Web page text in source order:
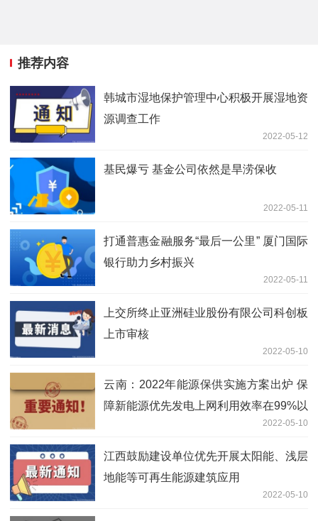
推荐内容
韩城市湿地保护管理中心积极开展湿地资
源调查工作
2022-05-12
基民爆亏 基金公司依然是旱涝保收
2022-05-11
打通普惠金融服务“最后一公里” 厦门国际
银行助力乡村振兴
2022-05-11
上交所终止亚洲硅业股份有限公司科创板
上市审核
2022-05-10
云南：2022年能源保供实施方案出炉 保
障新能源优先发电上网利用效率在99%以
2022-05-10
江西鼓励建设单位优先开展太阳能、浅层
地能等可再生能源建筑应用
2022-05-10